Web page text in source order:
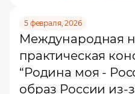
5 февраля, 2026
Международная
практическая
“Родина моя -
образ России из-